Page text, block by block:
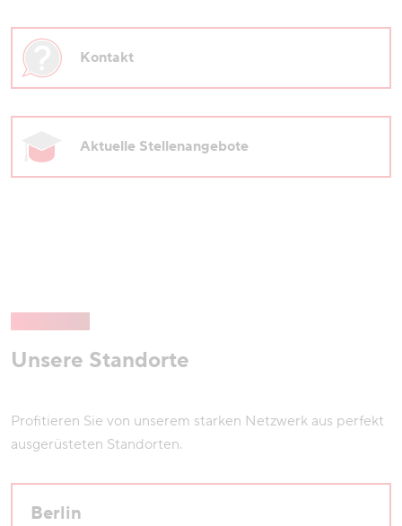
Kontakt
Aktuelle Stellenangebote
Unsere Standorte
Profitieren Sie von unserem starken Netzwerk aus perfekt
ausgerüsteten Standorten.
Berlin